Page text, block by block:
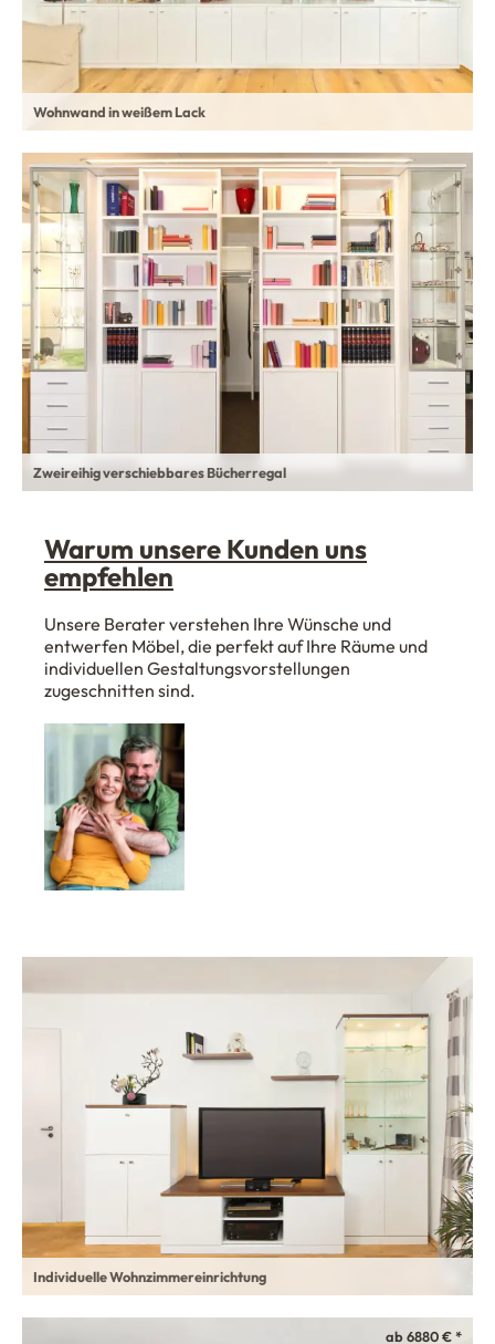
Wohnwand in weißem Lack
Zweireihig verschiebbares Bücherregal
Warum unsere Kunden uns
empfehlen
Unsere Berater verstehen Ihre Wünsche und
entwerfen Möbel, die perfekt auf Ihre Räume und
individuellen Gestaltungsvorstellungen
zugeschnitten sind.
Individuelle Wohnzimmereinrichtung
ab 6880 € *